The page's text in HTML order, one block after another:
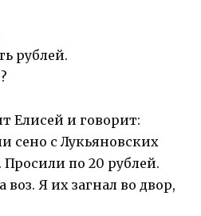
рублей.
Елисей и говорит:
сено с Лукьяновских
Просили по 20 рублей.
воз. Я их загнал во двор,